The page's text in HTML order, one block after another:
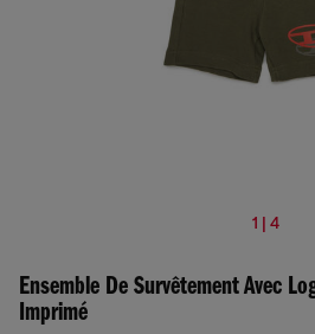
1 | 4
Ensemble De Survêtement Avec
Imprimé